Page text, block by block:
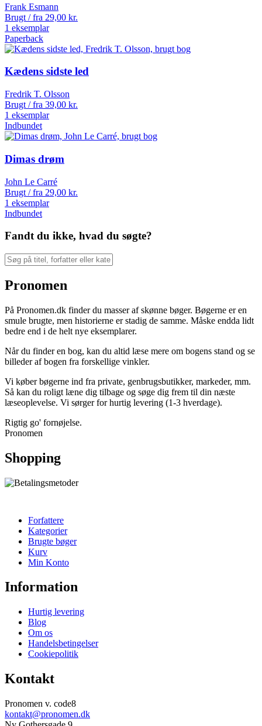
Frank Esmann
Brugt / fra 29,00 kr.
1 eksemplar
Paperback
Kædens sidste led
Fredrik T. Olsson
Brugt / fra 39,00 kr.
1 eksemplar
Indbundet
Dimas drøm
John Le Carré
Brugt / fra 29,00 kr.
1 eksemplar
Indbundet
Fandt du ikke, hvad du søgte?
Pronomen
På Pronomen.dk finder du masser af skønne bøger. Bøgerne er en
smule brugte, men historierne er stadig de samme. Måske endda lidt
bedre end i de helt nye eksemplarer.
Når du finder en bog, kan du altid læse mere om bogens stand og se
billeder af bogen fra forskellige vinkler.
Vi køber bøgerne ind fra private, genbrugsbutikker, markeder, mm.
Så kan du roligt læne dig tilbage og søge dig frem til din næste
læseoplevelse. Vi sørger for hurtig levering (1-3 hverdage).
Rigtig go' fornøjelse.
Pronomen
Shopping
Forfattere
Kategorier
Brugte bøger
Kurv
Min Konto
Information
Hurtig levering
Blog
Om os
Handelsbetingelser
Cookiepolitik
Kontakt
Pronomen v. code8
kontakt@pronomen.dk